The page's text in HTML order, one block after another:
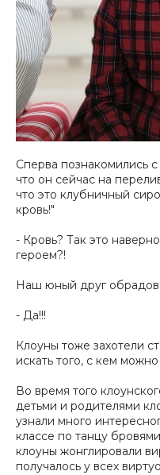
Сперва познакомились
что он сейчас на
что это клубничный
кровь!"
- Кровь? Так это
героем?!
Наш юный друг
- Да!!!
Клоуны тоже захотели
искать того, с кем
Во время того
детьми и родителями
узнали много
классе по танцу
клоуны жонглировали
получалось у всех